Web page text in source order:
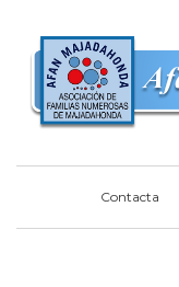
Contacta